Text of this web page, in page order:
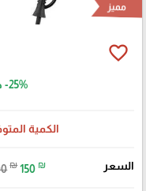
مميز
favorite_border
-25%
الكمية
السعر ₪ 150 ₪